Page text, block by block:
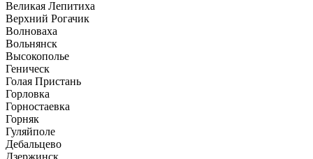
Великая Лепитиха
Верхний Рогачик
Волноваха
Вольнянск
Высокополье
Геническ
Голая Пристань
Горловка
Горностаевка
Горняк
Гуляйполе
Дебальцево
Дзержинск